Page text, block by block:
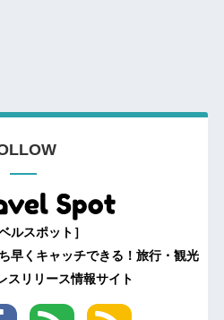
ルスポット］
早くキャッチできる！旅行・観光
スリリース情報サイト